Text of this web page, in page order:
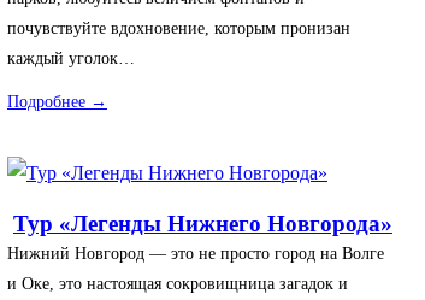
почувствуйте вдохновение, которым пронизан
каждый уголок…
Подробнее →
Тур «Легенды Нижнего Новгорода»
Нижний Новгород — это не просто город на Волге
и Оке, это настоящая сокровищница загадок и